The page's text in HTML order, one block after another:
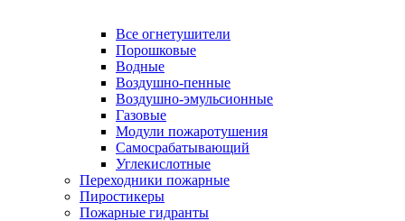
Все огнетушители
Порошковые
Водные
Воздушно-пенные
Воздушно-эмульсионные
Газовые
Модули пожаротушения
Самосрабатывающий
Углекислотные
Переходники пожарные
Пиростикеры
Пожарные гидранты